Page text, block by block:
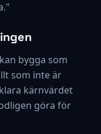
bygga som
som inte är
kärnvärdet
göra för